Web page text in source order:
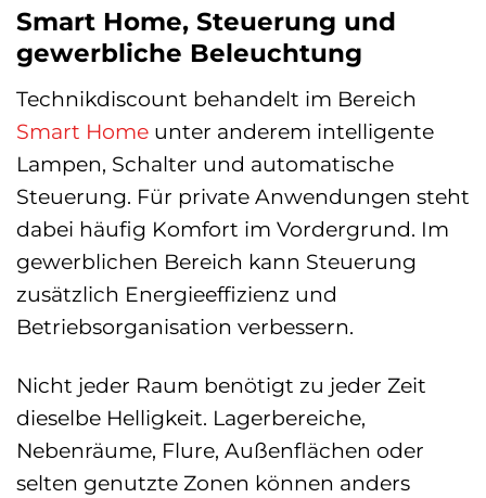
Smart Home, Steuerung und
gewerbliche Beleuchtung
Technikdiscount behandelt im Bereich
Smart Home unter anderem intelligente
Lampen, Schalter und automatische
Steuerung. Für private Anwendungen steht
dabei häufig Komfort im Vordergrund. Im
gewerblichen Bereich kann Steuerung
zusätzlich Energieeffizienz und
Betriebsorganisation verbessern.
Nicht jeder Raum benötigt zu jeder Zeit
dieselbe Helligkeit. Lagerbereiche,
Nebenräume, Flure, Außenflächen oder
selten genutzte Zonen können anders